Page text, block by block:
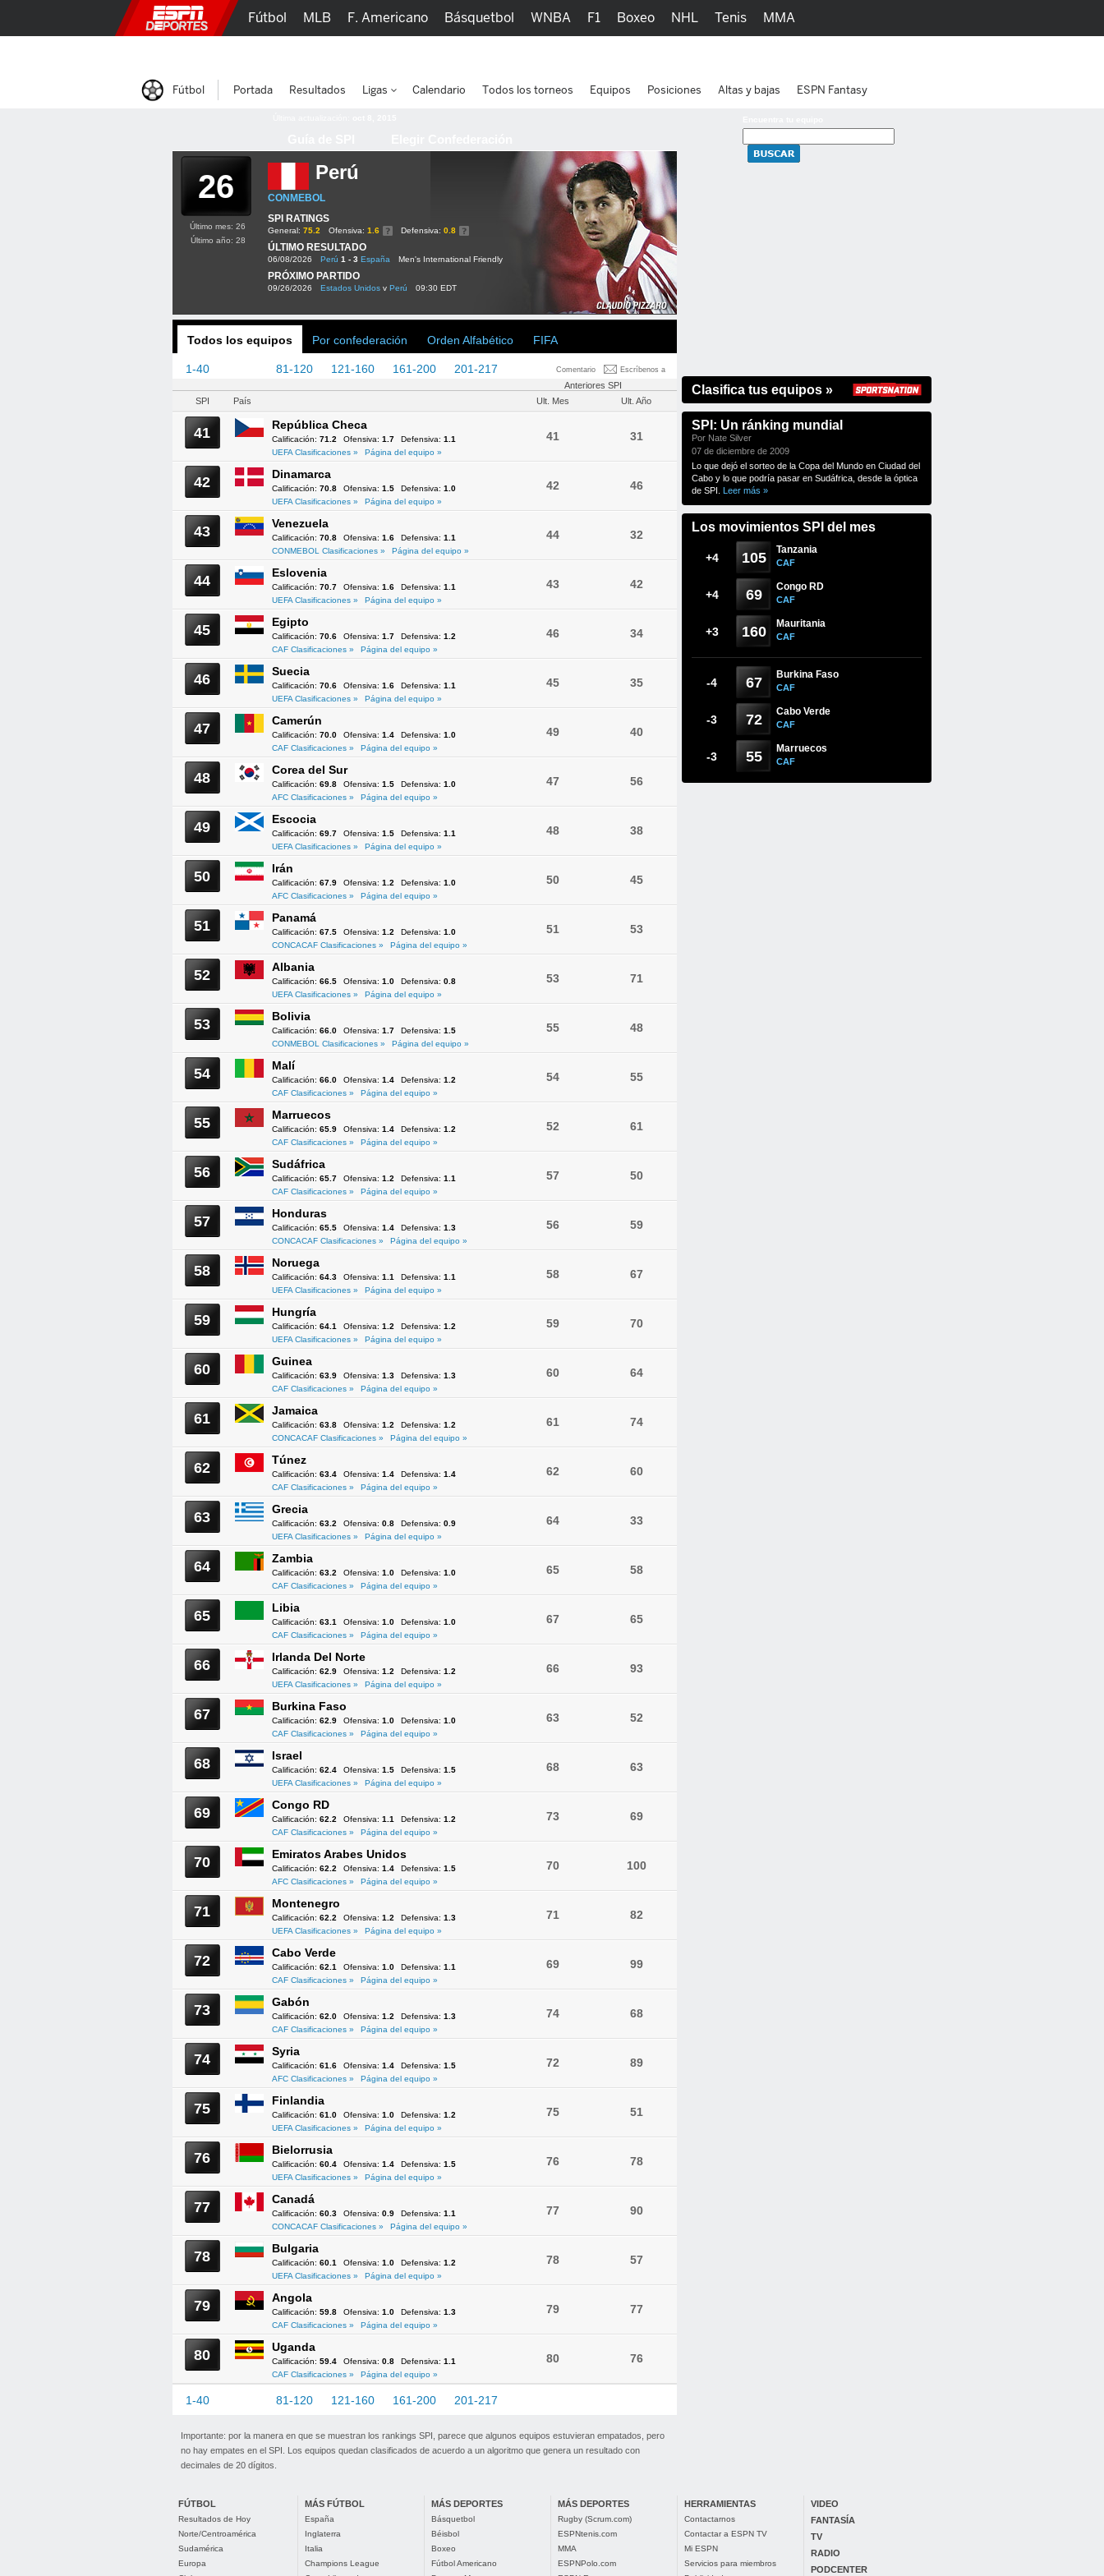
26 Perú
CONMEBOL
SPI RATINGS
General: 75.2 Ofensiva: 1.6 Defensiva: 0.8
ÚLTIMO RESULTADO
06/08/2026 Perú 1 - 3 España Men's International Friendly
PRÓXIMO PARTIDO
09/26/2026 Estados Unidos v Perú 09:30 EDT
Último mes: 26
Último año: 28
Todos los equipos Por confederación Orden Alfabético FIFA
Comentario Escríbenos a
1-40 81-120 121-160 161-200 201-217
Anteriores SPI
SPI
País Ult. Mes Ult. Año
41 República Checa
Calificación: 71.2 Ofensiva: 1.7 Defensiva: 1.1
UEFA Clasificaciones »
Página del equipo »
41 31
42 Dinamarca
Calificación: 70.8 Ofensiva: 1.5 Defensiva: 1.0
UEFA Clasificaciones »
Página del equipo »
42 46
43 Venezuela
Calificación: 70.8 Ofensiva: 1.6 Defensiva: 1.1
CONMEBOL Clasificaciones »
Página del equipo »
44 32
44 Eslovenia
Calificación: 70.7 Ofensiva: 1.6 Defensiva: 1.1
UEFA Clasificaciones »
Página del equipo »
43 42
45 Egipto
Calificación: 70.6 Ofensiva: 1.7 Defensiva: 1.2
CAF Clasificaciones »
Página del equipo »
46 34
46 Suecia
Calificación: 70.6 Ofensiva: 1.6 Defensiva: 1.1
UEFA Clasificaciones »
Página del equipo »
45 35
47 Camerún
Calificación: 70.0 Ofensiva: 1.4 Defensiva: 1.0
CAF Clasificaciones »
Página del equipo »
49 40
48 Corea del Sur
Calificación: 69.8 Ofensiva: 1.5 Defensiva: 1.0
AFC Clasificaciones »
Página del equipo »
47 56
49 Escocia
Calificación: 69.7 Ofensiva: 1.5 Defensiva: 1.1
UEFA Clasificaciones »
Página del equipo »
48 38
50 Irán
Calificación: 67.9 Ofensiva: 1.2 Defensiva: 1.0
AFC Clasificaciones »
Página del equipo »
50 45
51 Panamá
Calificación: 67.5 Ofensiva: 1.2 Defensiva: 1.0
CONCACAF Clasificaciones »
Página del equipo »
51 53
52 Albania
Calificación: 66.5 Ofensiva: 1.0 Defensiva: 0.8
UEFA Clasificaciones »
Página del equipo »
53 71
53 Bolivia
Calificación: 66.0 Ofensiva: 1.7 Defensiva: 1.5
CONMEBOL Clasificaciones »
Página del equipo »
55 48
54 Malí
Calificación: 66.0 Ofensiva: 1.4 Defensiva: 1.2
CAF Clasificaciones »
Página del equipo »
54 55
55 Marruecos
Calificación: 65.9 Ofensiva: 1.4 Defensiva: 1.2
CAF Clasificaciones »
Página del equipo »
52 61
56 Sudáfrica
Calificación: 65.7 Ofensiva: 1.2 Defensiva: 1.1
CAF Clasificaciones »
Página del equipo »
57 50
57 Honduras
Calificación: 65.5 Ofensiva: 1.4 Defensiva: 1.3
CONCACAF Clasificaciones »
Página del equipo »
56 59
58 Noruega
Calificación: 64.3 Ofensiva: 1.1 Defensiva: 1.1
UEFA Clasificaciones »
Página del equipo »
58 67
59 Hungría
Calificación: 64.1 Ofensiva: 1.2 Defensiva: 1.2
UEFA Clasificaciones »
Página del equipo »
59 70
60 Guinea
Calificación: 63.9 Ofensiva: 1.3 Defensiva: 1.3
CAF Clasificaciones »
Página del equipo »
60 64
61 Jamaica
Calificación: 63.8 Ofensiva: 1.2 Defensiva: 1.2
CONCACAF Clasificaciones »
Página del equipo »
61 74
62 Túnez
Calificación: 63.4 Ofensiva: 1.4 Defensiva: 1.4
CAF Clasificaciones »
Página del equipo »
62 60
63 Grecia
Calificación: 63.2 Ofensiva: 0.8 Defensiva: 0.9
UEFA Clasificaciones »
Página del equipo »
64 33
64 Zambia
Calificación: 63.2 Ofensiva: 1.0 Defensiva: 1.0
CAF Clasificaciones »
Página del equipo »
65 58
65 Libia
Calificación: 63.1 Ofensiva: 1.0 Defensiva: 1.0
CAF Clasificaciones »
Página del equipo »
67 65
66 Irlanda Del Norte
Calificación: 62.9 Ofensiva: 1.2 Defensiva: 1.2
UEFA Clasificaciones »
Página del equipo »
66 93
67 Burkina Faso
Calificación: 62.9 Ofensiva: 1.0 Defensiva: 1.0
CAF Clasificaciones »
Página del equipo »
63 52
68 Israel
Calificación: 62.4 Ofensiva: 1.5 Defensiva: 1.5
UEFA Clasificaciones »
Página del equipo »
68 63
69 Congo RD
Calificación: 62.2 Ofensiva: 1.1 Defensiva: 1.2
CAF Clasificaciones »
Página del equipo »
73 69
70 Emiratos Arabes Unidos
Calificación: 62.2 Ofensiva: 1.4 Defensiva: 1.5
AFC Clasificaciones »
Página del equipo »
70 100
71 Montenegro
Calificación: 62.2 Ofensiva: 1.2 Defensiva: 1.3
UEFA Clasificaciones »
Página del equipo »
71 82
72 Cabo Verde
Calificación: 62.1 Ofensiva: 1.0 Defensiva: 1.1
CAF Clasificaciones »
Página del equipo »
69 99
73 Gabón
Calificación: 62.0 Ofensiva: 1.2 Defensiva: 1.3
CAF Clasificaciones »
Página del equipo »
74 68
74 Syria
Calificación: 61.6 Ofensiva: 1.4 Defensiva: 1.5
AFC Clasificaciones »
Página del equipo »
72 89
75 Finlandia
Calificación: 61.0 Ofensiva: 1.0 Defensiva: 1.2
UEFA Clasificaciones »
Página del equipo »
75 51
76 Bielorrusia
Calificación: 60.4 Ofensiva: 1.4 Defensiva: 1.5
UEFA Clasificaciones »
Página del equipo »
76 78
77 Canadá
Calificación: 60.3 Ofensiva: 0.9 Defensiva: 1.1
CONCACAF Clasificaciones »
Página del equipo »
77 90
78 Bulgaria
Calificación: 60.1 Ofensiva: 1.0 Defensiva: 1.2
UEFA Clasificaciones »
Página del equipo »
78 57
79 Angola
Calificación: 59.8 Ofensiva: 1.0 Defensiva: 1.3
CAF Clasificaciones »
Página del equipo »
79 77
80 Uganda
Calificación: 59.4 Ofensiva: 0.8 Defensiva: 1.1
CAF Clasificaciones »
Página del equipo »
80 76
1-40 81-120 121-160 161-200 201-217
Importante: por la manera en que se muestran los rankings SPI, parece que algunos equipos estuvieran empatados, pero
no hay empates en el SPI. Los equipos quedan clasificados de acuerdo a un algoritmo que genera un resultado con
decimales de 20 dígitos.
Clasifica tus equipos »
SPI: Un ránking mundial
Por Nate Silver
07 de diciembre de 2009
Lo que dejó el sorteo de la Copa del Mundo en Ciudad del
Cabo y lo que podría pasar en Sudáfrica, desde la óptica
de SPI. Leer más »
Los movimientos SPI del mes
+4 105 Tanzania
CAF
+4 69 Congo RD
CAF
+3 160 Mauritania
CAF
-4 67 Burkina Faso
CAF
-3 72 Cabo Verde
CAF
-3 55 Marruecos
CAF
FÚTBOL
Resultados de Hoy
Norte/Centroamérica
Sudamérica
Europa
MÁS FÚTBOL
España
Inglaterra
Italia
Champions League
MÁS DEPORTES
Básquetbol
Béisbol
Boxeo
Fútbol Americano
MÁS DEPORTES
Rugby (Scrum.com)
ESPNtenis.com
MMA
ESPNPolo.com
HERRAMIENTAS
Contactarnos
Contactar a ESPN TV
Mi ESPN
Servicios para miembros
VIDEO
FANTASÍA
TV
RADIO
PODCENTER
Fútbol MLB F. Americano Básquetbol WNBA F1 Boxeo NHL Tenis MMA
Fútbol Portada Resultados Ligas Calendario Todos los torneos Equipos Posiciones Altas y bajas ESPN Fantasy